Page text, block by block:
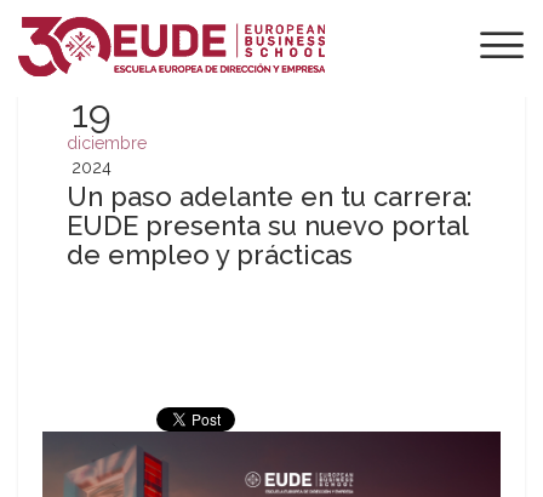
19
diciembre
2024
Un paso adelante en tu carrera:
EUDE presenta su nuevo portal
de empleo y prácticas